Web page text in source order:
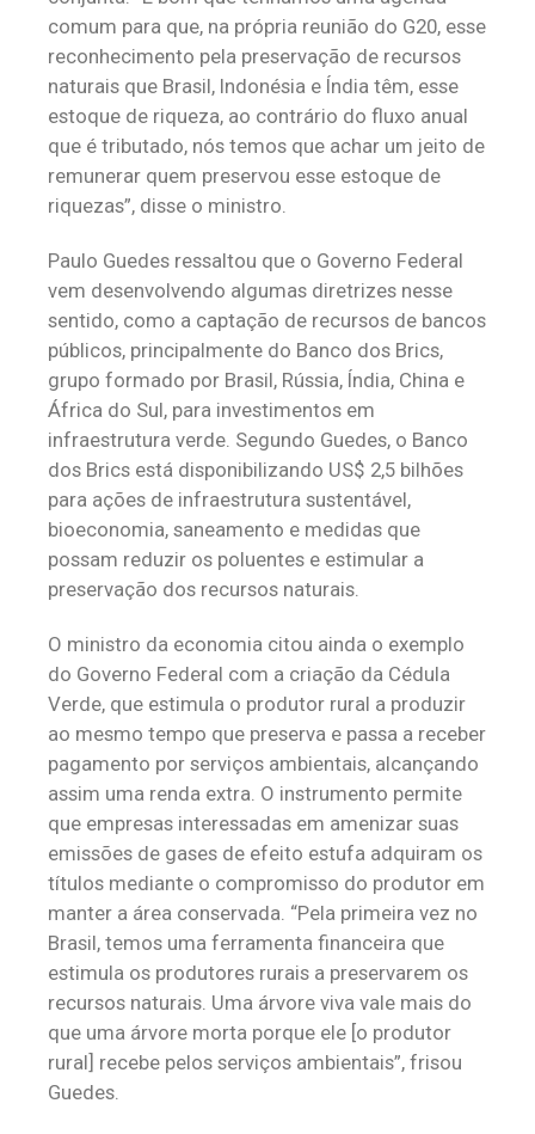
comum para que, na própria reunião do G20, esse
reconhecimento pela preservação de recursos
naturais que Brasil, Indonésia e Índia têm, esse
estoque de riqueza, ao contrário do fluxo anual
que é tributado, nós temos que achar um jeito de
remunerar quem preservou esse estoque de
riquezas”, disse o ministro.
Paulo Guedes ressaltou que o Governo Federal
vem desenvolvendo algumas diretrizes nesse
sentido, como a captação de recursos de bancos
públicos, principalmente do Banco dos Brics,
grupo formado por Brasil, Rússia, Índia, China e
África do Sul, para investimentos em
infraestrutura verde. Segundo Guedes, o Banco
dos Brics está disponibilizando US$ 2,5 bilhões
para ações de infraestrutura sustentável,
bioeconomia, saneamento e medidas que
possam reduzir os poluentes e estimular a
preservação dos recursos naturais.
O ministro da economia citou ainda o exemplo
do Governo Federal com a criação da Cédula
Verde, que estimula o produtor rural a produzir
ao mesmo tempo que preserva e passa a receber
pagamento por serviços ambientais, alcançando
assim uma renda extra. O instrumento permite
que empresas interessadas em amenizar suas
emissões de gases de efeito estufa adquiram os
títulos mediante o compromisso do produtor em
manter a área conservada. “Pela primeira vez no
Brasil, temos uma ferramenta financeira que
estimula os produtores rurais a preservarem os
recursos naturais. Uma árvore viva vale mais do
que uma árvore morta porque ele [o produtor
rural] recebe pelos serviços ambientais”, frisou
Guedes.